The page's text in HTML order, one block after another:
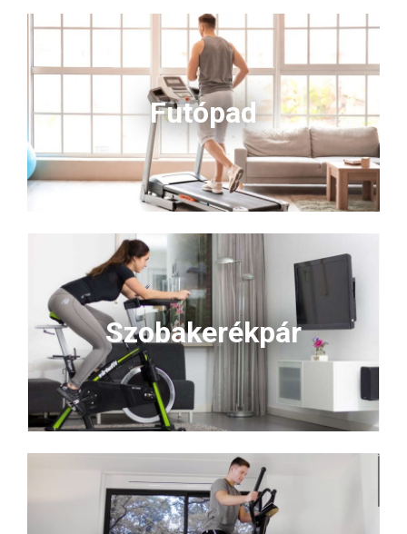
Futópad
Szobakerékpár